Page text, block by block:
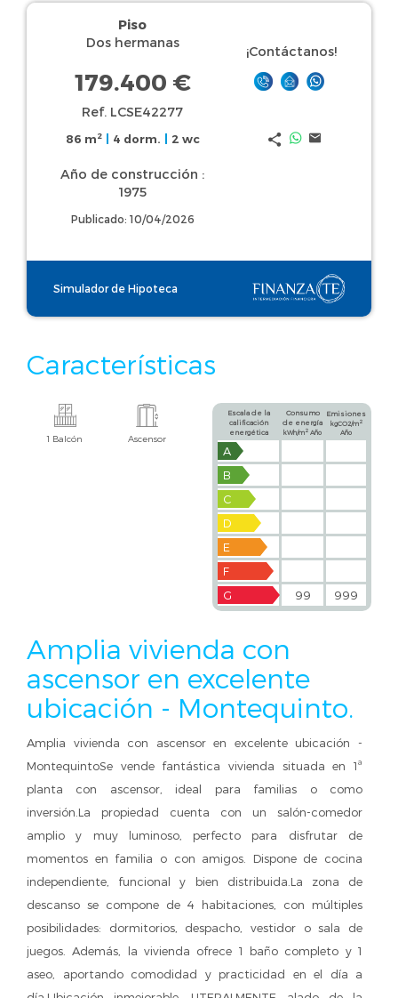
Piso
Dos hermanas
179.400 €
Ref. LCSE42277
86 m2 4 dorm. 2 wc
Año de construcción :
1975
Publicado: 10/04/2026
¡Contáctanos!
Simulador de Hipoteca
Características
1 Balcón Ascensor
Escala de la
calificación
energética
Consumo
de energía
kWh/m2 Año
Emisiones
kgCO2/m 2
Año
A
B
C
D
E
F
G
99 999
Amplia vivienda con
ascensor en excelente
ubicación - Montequinto.
Amplia vivienda con ascensor en excelente ubicación -
MontequintoSe vende fantástica vivienda situada en 1ª
planta con ascensor, ideal para familias o como
inversión.La propiedad cuenta con un salón-comedor
amplio y muy luminoso, perfecto para disfrutar de
momentos en familia o con amigos. Dispone de cocina
independiente, funcional y bien distribuida.La zona de
descanso se compone de 4 habitaciones, con múltiples
posibilidades: dormitorios, despacho, vestidor o sala de
juegos. Además, la vivienda ofrece 1 baño completo y 1
aseo, aportando comodidad y practicidad en el día a
día.Ubicación inmejorable, LITERALMENTE alado de la